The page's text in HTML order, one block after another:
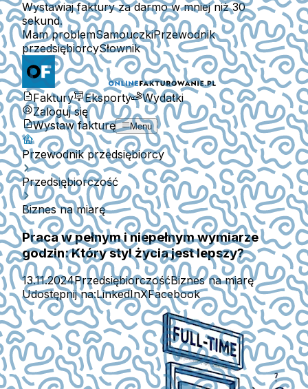
Wystawiaj faktury za darmo w mniej niż 30
sekund.
Mam problemSamouczkiPrzewodnik
przedsiębiorcySłownik
Faktury Eksporty
Wydatki
Zaloguj się
Wystaw fakturę
Menu
Przewodnik przedsiębiorcy
Przedsiębiorczość
Biznes na miarę
Praca w pełnym i niepełnym wymiarze
godzin: Który styl życia jest lepszy?
13.11.2024PrzedsiębiorczośćBiznes na miarę
Udostępnij na:LinkedInXFacebook